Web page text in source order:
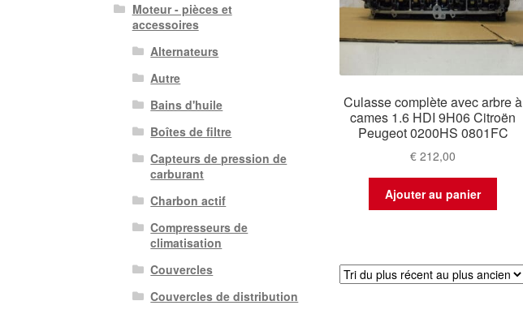
Culasse complète avec arbre à
cames 1.6 HDI 9H06 Citroën
Peugeot 0200HS 0801FC
€ 212,00
Ajouter au panier
Moteur - pièces et
accessoires
Alternateurs
Autre
Bains d'huile
Boîtes de filtre
Capteurs de pression de
carburant
Charbon actif
Compresseurs de
climatisation
Couvercles
Couvercles de distribution